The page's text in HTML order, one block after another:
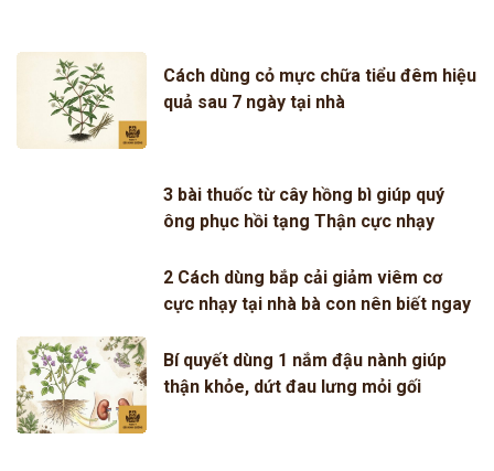
Cách dùng cỏ mực chữa tiểu đêm hiệu
quả sau 7 ngày tại nhà
3 bài thuốc từ cây hồng bì giúp quý
ông phục hồi tạng Thận cực nhạy
2 Cách dùng bắp cải giảm viêm cơ
cực nhạy tại nhà bà con nên biết ngay
Bí quyết dùng 1 nắm đậu nành giúp
thận khỏe, dứt đau lưng mỏi gối